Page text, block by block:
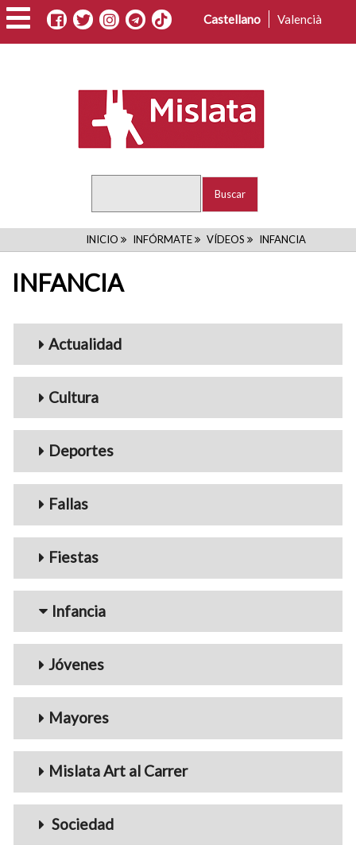
Pasar
al
contenido
Castellano Valencià
RUTA
INICIO INFÓRMATE VÍDEOS INFANCIA
INFANCIA
Menu_Videos
Actualidad
Cultura
Deportes
Fallas
Fiestas
Infancia
Jóvenes
Mayores
Mislata Art al Carrer
Sociedad